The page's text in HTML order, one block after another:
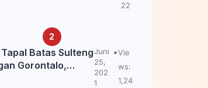
22
Batas Sulteng
Gorontalo,
Juni
25,
202
1
Vie
ws:
1,24